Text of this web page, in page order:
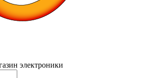
электроники